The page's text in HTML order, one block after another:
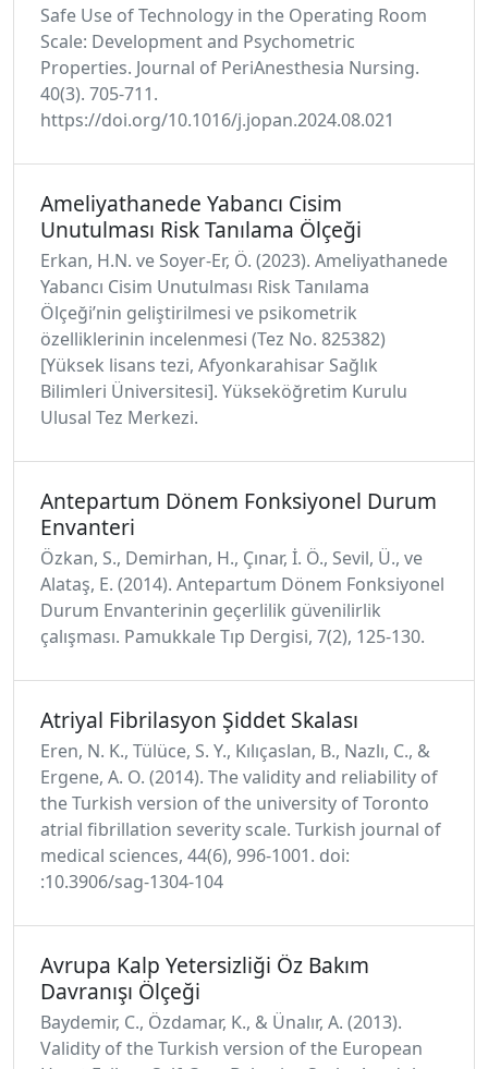
Safe Use of Technology in the Operating Room
Scale: Development and Psychometric
Properties. Journal of PeriAnesthesia Nursing.
40(3). 705-711.
https://doi.org/10.1016/j.jopan.2024.08.021
Ameliyathanede Yabancı Cisim
Unutulması Risk Tanılama Ölçeği
Erkan, H.N. ve Soyer-Er, Ö. (2023). Ameliyathanede
Yabancı Cisim Unutulması Risk Tanılama
Ölçeği’nin geliştirilmesi ve psikometrik
özelliklerinin incelenmesi (Tez No. 825382)
[Yüksek lisans tezi, Afyonkarahisar Sağlık
Bilimleri Üniversitesi]. Yükseköğretim Kurulu
Ulusal Tez Merkezi.
Antepartum Dönem Fonksiyonel Durum
Envanteri
Özkan, S., Demirhan, H., Çınar, İ. Ö., Sevil, Ü., ve
Alataş, E. (2014). Antepartum Dönem Fonksiyonel
Durum Envanterinin geçerlilik güvenilirlik
çalışması. Pamukkale Tıp Dergisi, 7(2), 125-130.
Atriyal Fibrilasyon Şiddet Skalası
Eren, N. K., Tülüce, S. Y., Kılıçaslan, B., Nazlı, C., &
Ergene, A. O. (2014). The validity and reliability of
the Turkish version of the university of Toronto
atrial fibrillation severity scale. Turkish journal of
medical sciences, 44(6), 996-1001. doi:
:10.3906/sag-1304-104
Avrupa Kalp Yetersizliği Öz Bakım
Davranışı Ölçeği
Baydemir, C., Özdamar, K., & Ünalır, A. (2013).
Validity of the Turkish version of the European